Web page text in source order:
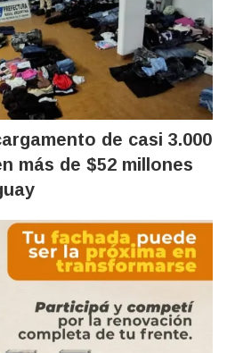
de casi 3.000
más de $52 millones